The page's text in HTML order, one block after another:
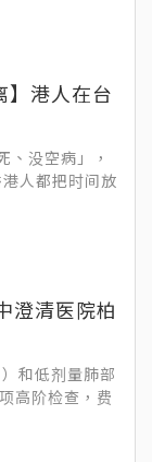
】港人在台
、没空病」，
人都把时间放
康某种程度来
澄清医院柏
和低剂量肺部
高阶检查，费
毫不犹豫的就
理的澄清医院